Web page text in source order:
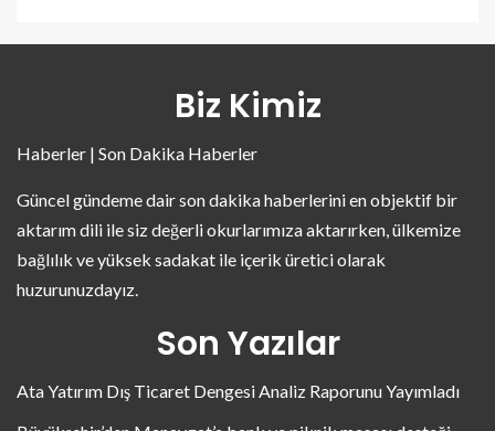
Biz Kimiz
Haberler | Son Dakika Haberler
Güncel gündeme dair son dakika haberlerini en objektif bir
aktarım dili ile siz değerli okurlarımıza aktarırken, ülkemize
bağlılık ve yüksek sadakat ile içerik üretici olarak
huzurunuzdayız.
Son Yazılar
Ata Yatırım Dış Ticaret Dengesi Analiz Raporunu Yayımladı